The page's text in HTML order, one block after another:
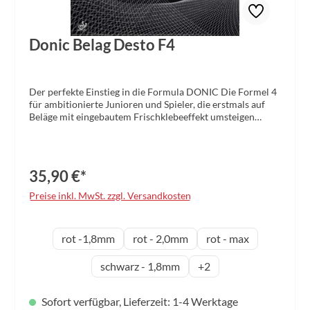
Donic Belag Desto F4
Der perfekte Einstieg in die Formula DONIC Die Formel 4
für ambitionierte Junioren und Spieler, die erstmals auf
Beläge mit eingebautem Frischklebeeffekt umsteigen
Frischklebeeffekt vereint die Ballkontrolle klassischer
Beläge mit der Dynamik der modernen Generation. Für
alle, die ihre Chancen kontrolliert nutzen und das zu einem
35,90 €*
Preise inkl. MwSt. zzgl. Versandkosten
Schwammdicke auswählen
rot -1,8mm rot - 2,0mm rot - max
schwarz - 1,8mm +2
Sofort verfügbar, Lieferzeit: 1-4 Werktage